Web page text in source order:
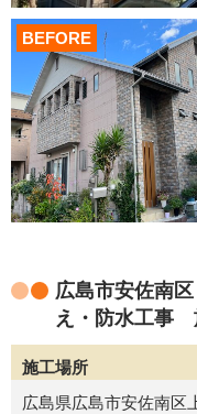
BEFORE
広島市安佐南
え・防水工事
施工場所
広島県広島市安佐南区